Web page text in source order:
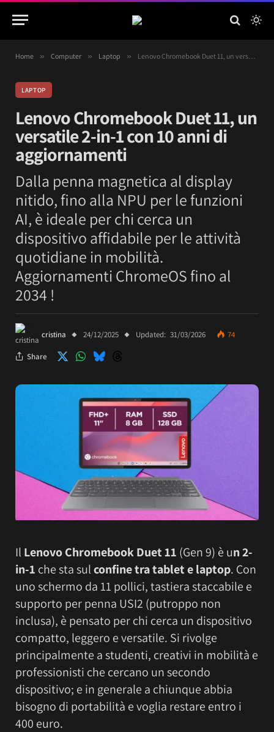
Home » Computer » Laptop » Lenovo Chromebook Duet 11, un versatile 2-in-1 con 10 anni di aggiornamenti
LAPTOP
Lenovo Chromebook Duet 11, un
versatile 2-in-1 con 10 anni di
aggiornamenti
Dalla penna magnetica al display
nitido, fino alla NPU per le funzioni
AI, è ideale per chi cerca un
dispositivo affidabile per le attività
quotidiane in mobilità.
Aggiornamenti ChromeOS fino al
2034 !
cristina 24/12/2025 Updated: 31/03/2026 74
Share
Il Lenovo Chromebook Duet 11 (Gen 9) è un 2-
in-1 che sta sulconfine tra tablet e laptop. Con
uno schermo da 11 pollici, tastiera staccabile e
supporto per penna USI2 (putroppo non
inclusa), è pensato per chi cerca un dispositivo
compatto, leggero e versatile. Si rivolge
principalmente a studenti, creativi in mobilità e
professionisti che cercano un secondo
dispositivo; e in generale a chiunque abbia
bisogno di portabilità e voglia restare entro i
400 euro.